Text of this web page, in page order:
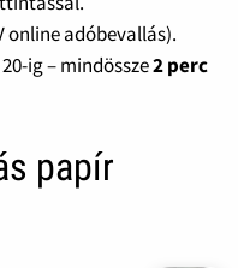
online adóbevallás).
ig – mindössze2 perc
papír